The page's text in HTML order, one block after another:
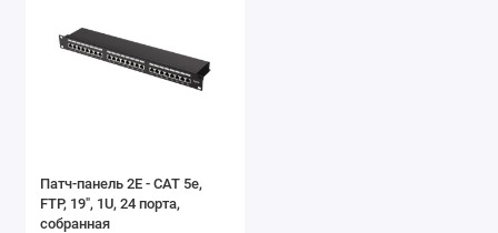
Патч-панель 2E - САТ 5e,
FTP, 19", 1U, 24 порта,
собранная